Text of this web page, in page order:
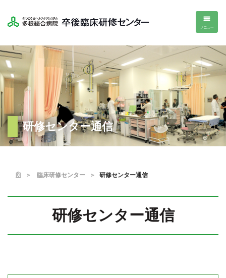
研修センター通信
ホーム臨床研修センター 研修センター通信
研修センター通信